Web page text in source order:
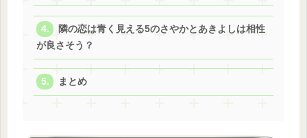
隣の恋は青く見える5のさやかとあきよしは相性
が良さそう？
まとめ